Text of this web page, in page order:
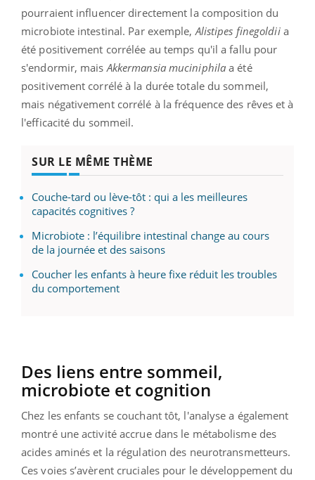
pourraient influencer directement la composition du
microbiote intestinal. Par exemple, Alistipes finegoldiia
été positivement corrélée au temps qu'il a fallu pour
s'endormir, mais Akkermansia muciniphila a été
positivement corrélé à la durée totale du sommeil,
mais négativement corrélé à la fréquence des rêves et à
l'efficacité du sommeil.
SUR LE MÊME THÈME
Couche-tard ou lève-tôt : qui a les meilleures
capacités cognitives ?
Microbiote : l’équilibre intestinal change au cours
de la journée et des saisons
Coucher les enfants à heure fixe réduit les troubles
du comportement
Des liens entre sommeil,
microbiote et cognition
Chez les enfants se couchant tôt, l'analyse a également
montré une activité accrue dans le métabolisme des
acides aminés et la régulation des neurotransmetteurs.
Ces voies s’avèrent cruciales pour le développement du